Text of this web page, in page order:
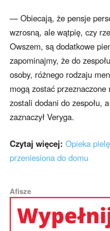
— Obiecają, że pensje
wzrosną, ale wątpię, czy
Owszem, są dodatkowe
zapominajmy, że do
osoby, różnego rodzaju
mogą zostać
zostali dodani do zespołu,
zaznaczył Veryga.
Czytaj więcej: Opieka
przeniesiona do domu
Afisze